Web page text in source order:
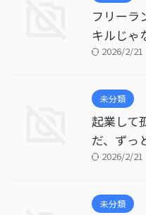
フリーラ
キルじゃ
2026/2/21
未分類
起業して
だ、ずっ
2026/2/21
未分類